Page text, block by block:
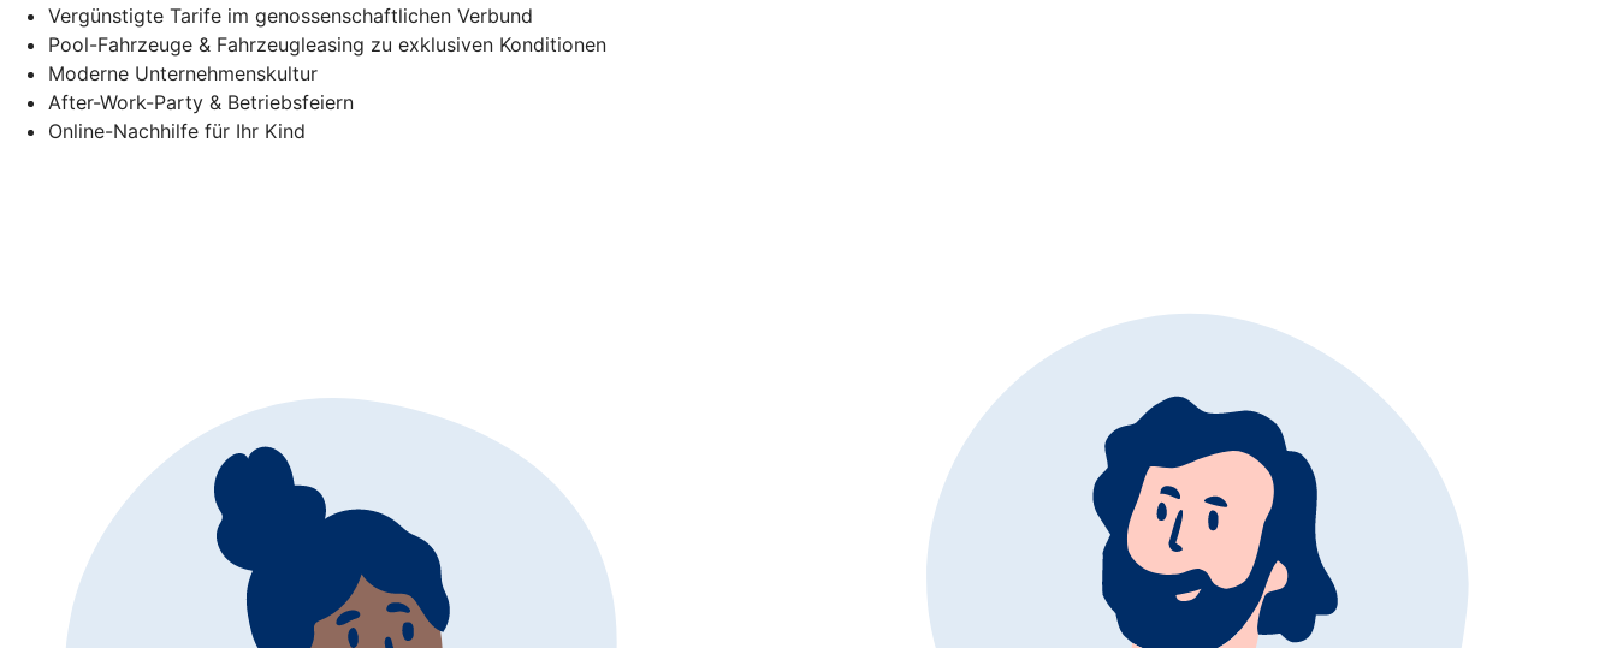
Vergünstigte Tarife im genossenschaftlichen Verbund
Pool-Fahrzeuge & Fahrzeugleasing zu exklusiven Konditionen
Moderne Unternehmenskultur
After-Work-Party & Betriebsfeiern
Online-Nachhilfe für Ihr Kind